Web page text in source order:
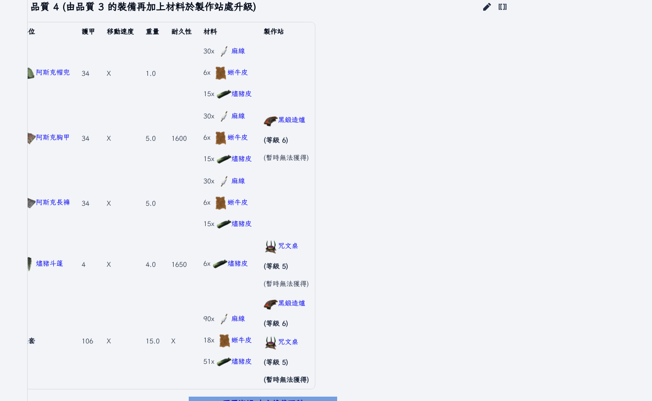
品質 4 (由品質 3 的裝備再加上材料於製作站處升級)
部位 護甲 移動速度 重量 耐久性 材料 製作站
阿斯克帽兜 34 X 1.0
1600
30x 麻線
6x 蜥牛皮
15x 燼豬皮
黑鍛造爐
(等級 6)
(暫時無法獲得)
阿斯克胸甲 34 X 5.0
30x 麻線
6x 蜥牛皮
15x 燼豬皮
阿斯克長褲 34 X 5.0
30x 麻線
6x 蜥牛皮
15x 燼豬皮
燼豬斗篷 4 X 4.0 1650 6x 燼豬皮
咒文桌
(等級 5)
(暫時無法獲得)
整套 106 X 15.0 X
90x 麻線
18x 蜥牛皮
51x 燼豬皮
黑鍛造爐
(等級 6)
咒文桌
(等級 5)
(暫時無法獲得)